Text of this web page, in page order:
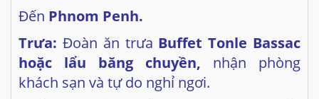
Đến Phnom Penh.
Trưa: Đoàn ăn trưa Buffet Tonle Bassac
hoặc lẩu băng chuyền, nhận phòng
khách sạn và tự do nghỉ ngơi.